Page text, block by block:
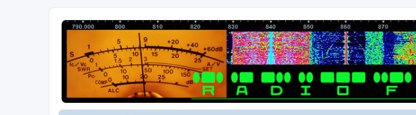
Radio Frecuencias
Foro de Radio Frecuencias